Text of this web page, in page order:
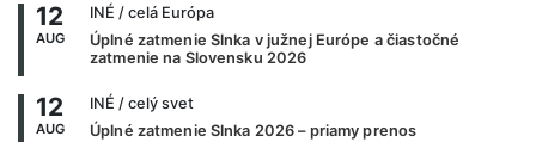
12
AUG
INÉ / celá Európa
Úplné zatmenie Slnka v južnej Európe a čiastočné
zatmenie na Slovensku 2026
12
AUG
INÉ / celý svet
Úplné zatmenie Slnka 2026 – priamy prenos